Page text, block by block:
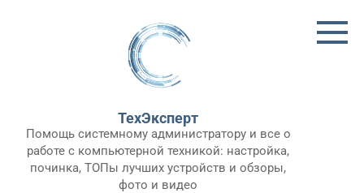
ТехЭксперт
Помощь системному администратору и все о
работе с компьютерной техникой: настройка,
починка, ТОПы лучших устройств и обзоры,
фото и видео